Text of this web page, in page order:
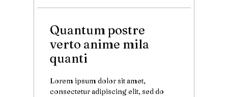
Quantum postre
verto anime mila
quanti
Lorem ipsum dolor sit amet,
consectetur adipiscing elit, sed do